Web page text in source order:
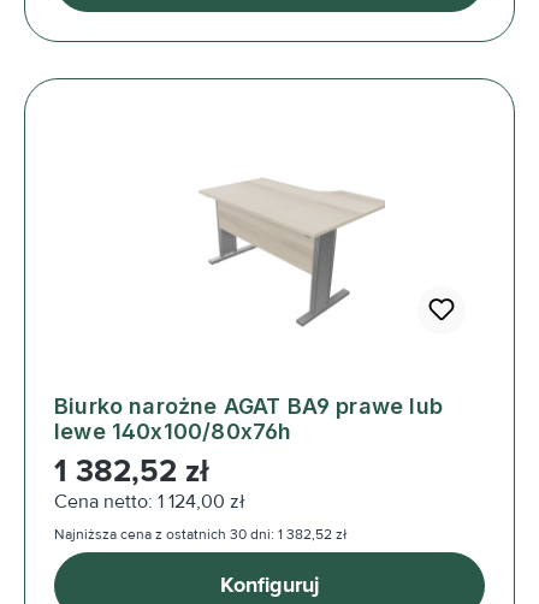
Biurko narożne AGAT BA9 prawe lub
lewe 140x100/80x76h
Cena regularna:
1 382,52 zł
Cena netto: 1 124,00 zł
Najniższa cena z ostatnich 30 dni: 1 382,52 zł
Konfiguruj